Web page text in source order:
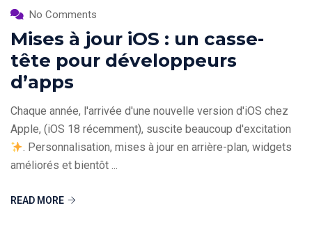
No Comments
Mises à jour iOS : un casse-
tête pour développeurs
d’apps
Chaque année, l'arrivée d'une nouvelle version d'iOS chez
Apple, (iOS 18 récemment), suscite beaucoup d'excitation
. Personnalisation, mises à jour en arrière-plan, widgets
améliorés et bientôt ...
READ MORE